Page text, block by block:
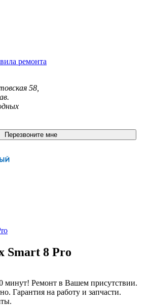
ремонта
58,
Перезвоните мне
Smart 8 Pro
минут! Ремонт в Вашем присутствии.
Гарантия на работу и запчасти.